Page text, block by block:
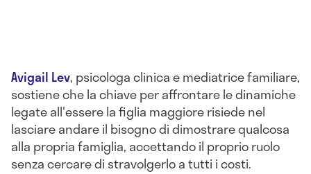
Avigail Lev, psicologa clinica e mediatrice familiare,
sostiene che la chiave per affrontare le dinamiche
legate all'essere la figlia maggiore risiede nel
lasciare andare il bisogno di dimostrare qualcosa
alla propria famiglia, accettando il proprio ruolo
senza cercare di stravolgerlo a tutti i costi.